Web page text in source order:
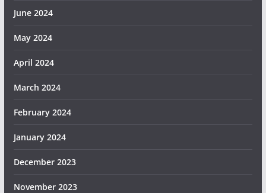
June 2024
May 2024
April 2024
March 2024
February 2024
January 2024
December 2023
November 2023